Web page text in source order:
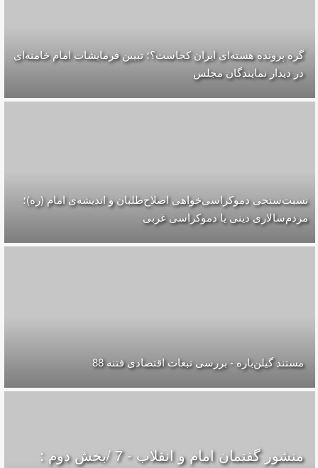
گره پرونده‌ هسته‌ای ایران کجاست؟؛ تبیین فرمایشات امام خامنه‌ای
در دیدار نمایندگان مجلس
نسبت‌سنجی دموکراسی‌خواهی اصلاح‌طلبان و اندیشه‌ی امام (ره)؛
مردم‌سالاری دینی یا دموکراسی غربی
مستند گیلن‌باره - بررسی تبعات اقتصادی فتنه 88
منشور گفتمان امام و انقلاب - 7 /بخش دوم :